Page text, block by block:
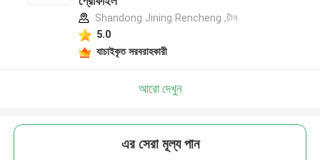
Shandong Jining Rencheng ,চীন
5.0
যাচাইকৃত সরবরাহকারী
আরো দেখুন
এর সেরা মূল্য পান